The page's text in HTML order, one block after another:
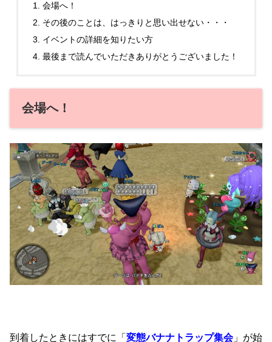
会場へ！
その後のことは、はっきりと思い出せない・・・
イベントの詳細を知りたい方
最後まで読んでいただきありがとうございました！
会場へ！
到着したときにはすでに「 変態バナナトラップ集会」が始